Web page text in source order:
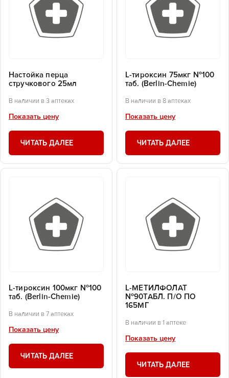
Настойка перца
стручкового 25мл
В наличии в 3 аптеках
Показать цену
ЧИТАТЬ ДАЛЕЕ
L-тироксин 75мкг №100
таб. (Berlin-Chemie)
В наличии в 8 аптеках
Показать цену
ЧИТАТЬ ДАЛЕЕ
L-тироксин 100мкг №100
таб. (Berlin-Chemie)
В наличии в 7 аптеках
Показать цену
ЧИТАТЬ ДАЛЕЕ
L-МЕТИЛФОЛАТ
№90ТАБЛ. П/О ПО
165МГ
В наличии в 1 аптеке
Показать цену
ЧИТАТЬ ДАЛЕЕ